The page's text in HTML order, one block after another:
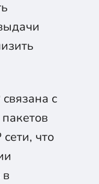
с
что